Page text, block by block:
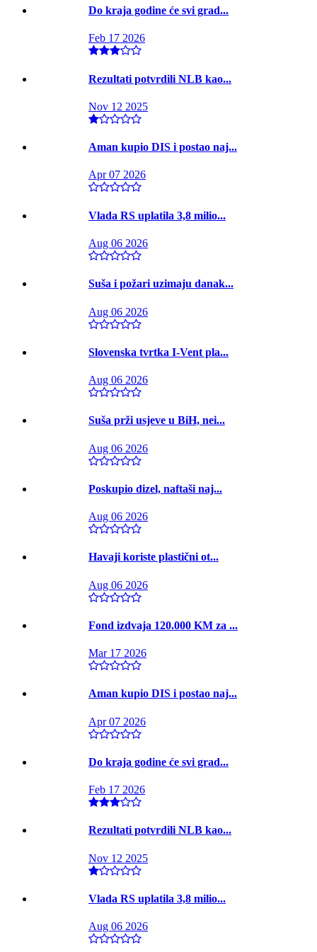
Do kraja godine će svi grad...
Feb 17 2026
Rezultati potvrdili NLB kao...
Nov 12 2025
Aman kupio DIS i postao naj...
Apr 07 2026
Vlada RS uplatila 3,8 milio...
Aug 06 2026
Suša i požari uzimaju danak...
Aug 06 2026
Slovenska tvrtka I-Vent pla...
Aug 06 2026
Suša prži usjeve u BiH, nei...
Aug 06 2026
Poskupio dizel, naftaši naj...
Aug 06 2026
Havaji koriste plastični ot...
Aug 06 2026
Fond izdvaja 120.000 KM za ...
Mar 17 2026
Aman kupio DIS i postao naj...
Apr 07 2026
Do kraja godine će svi grad...
Feb 17 2026
Rezultati potvrdili NLB kao...
Nov 12 2025
Vlada RS uplatila 3,8 milio...
Aug 06 2026